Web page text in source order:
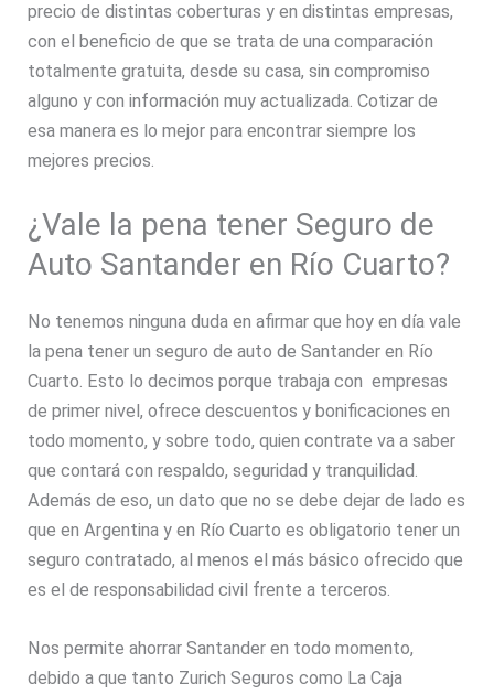
precio de distintas coberturas y en distintas empresas,
con el beneficio de que se trata de una comparación
totalmente gratuita, desde su casa, sin compromiso
alguno y con información muy actualizada. Cotizar de
esa manera es lo mejor para encontrar siempre los
mejores precios.
¿Vale la pena tener Seguro de
Auto Santander en Río Cuarto?
No tenemos ninguna duda en afirmar que hoy en día vale
la pena tener un seguro de auto de Santander en Río
Cuarto. Esto lo decimos porque trabaja con empresas
de primer nivel, ofrece descuentos y bonificaciones en
todo momento, y sobre todo, quien contrate va a saber
que contará con respaldo, seguridad y tranquilidad.
Además de eso, un dato que no se debe dejar de lado es
que en Argentina y en Río Cuarto es obligatorio tener un
seguro contratado, al menos el más básico ofrecido que
es el de responsabilidad civil frente a terceros.
Nos permite ahorrar Santander en todo momento,
debido a que tanto Zurich Seguros como La Caja